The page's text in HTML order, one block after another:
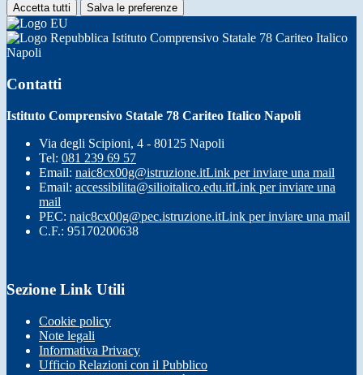
Accetta tutti Salva le preferenze
Istituto Comprensivo Statale 78 Cariteo Italico
Napoli
Contatti
Istituto Comprensivo Statale 78 Cariteo Italico Napoli
Via degli Scipioni, 4 - 80125 Napoli
Tel: 081 239 69 57
Email: naic8cx00g@istruzione.itLink per inviare una mail
Email: accessibilita@silioitalico.edu.itLink per inviare una
mail
PEC: naic8cx00g@pec.istruzione.itLink per inviare una mail
C.F.: 95170200638
Sezione Link Utili
Cookie policy
Note legali
Informativa Privacy
Ufficio Relazioni con il Pubblico